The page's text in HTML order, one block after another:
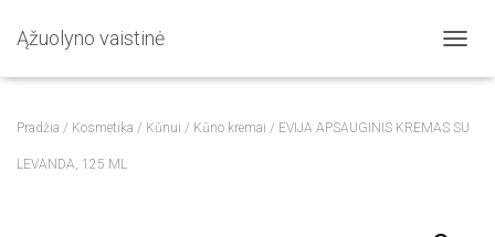
Ąžuolyno vaistinė
O
Pradžia / Kosmetika / Kūnui / Kūno kremai / EVIJA APSAUGINIS KREMAS SU
LEVANDA, 125 ML